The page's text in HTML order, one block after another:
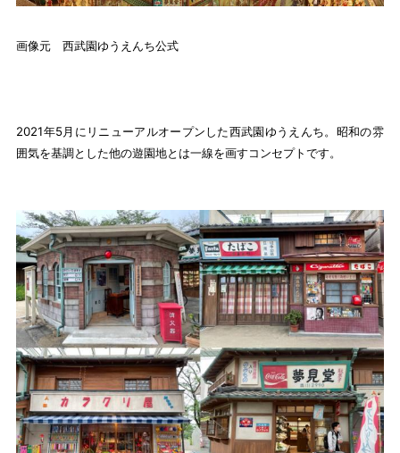
画像元 西武園ゆうえんち公式
2021年5月にリニューアルオープンした西武園ゆうえんち。昭和の雰
囲気を基調とした他の遊園地とは一線を画すコンセプトです。